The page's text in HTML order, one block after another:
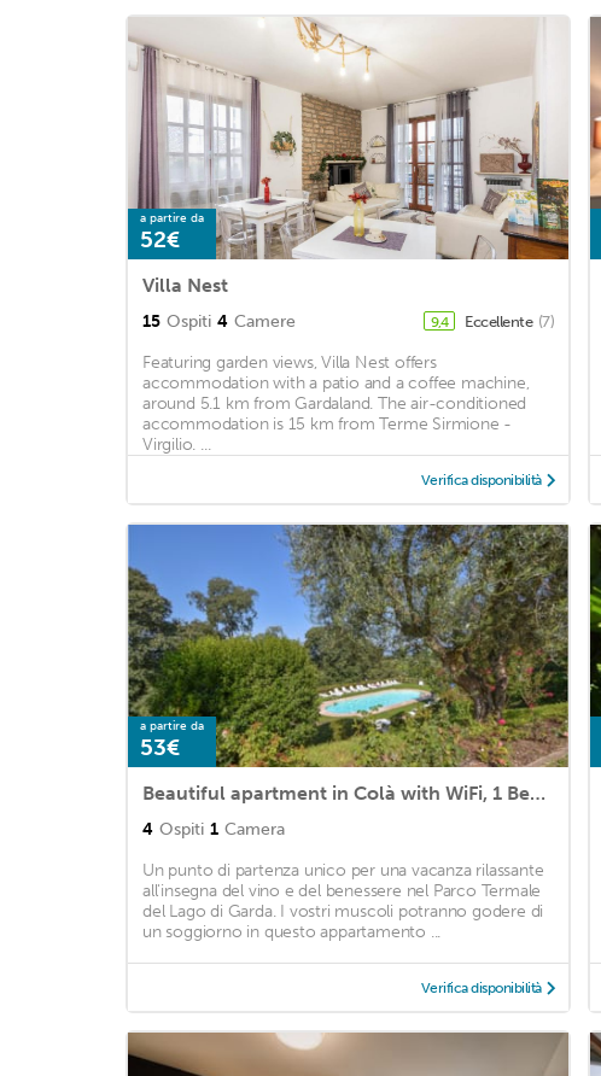
a partire da
52€
Villa Nest
15 Ospiti 4 Camere 9,4 Eccellente (7)
Featuring garden views, Villa Nest offers
accommodation with a patio and a coffee machine,
around 5.1 km from Gardaland. The air-conditioned
accommodation is 15 km from Terme Sirmione -
Virgilio. ...
Verifica disponibilità
a partire da
53€
Beautiful apartment in Colà with WiFi, 1 Bedrooms and Outdoor swimming pool
4 Ospiti 1 Camera
Un punto di partenza unico per una vacanza rilassante
all'insegna del vino e del benessere nel Parco Termale
del Lago di Garda. I vostri muscoli potranno godere di
un soggiorno in questo appartamento ...
Verifica disponibilità